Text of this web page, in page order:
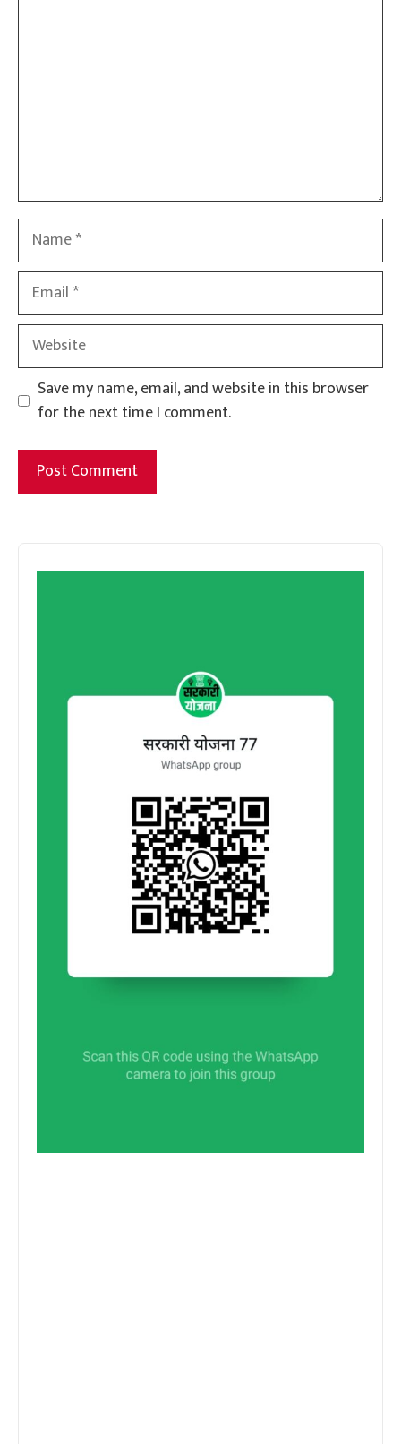
Name
Email
Website
Save my name, email, and website in this browser
for the next time I comment.